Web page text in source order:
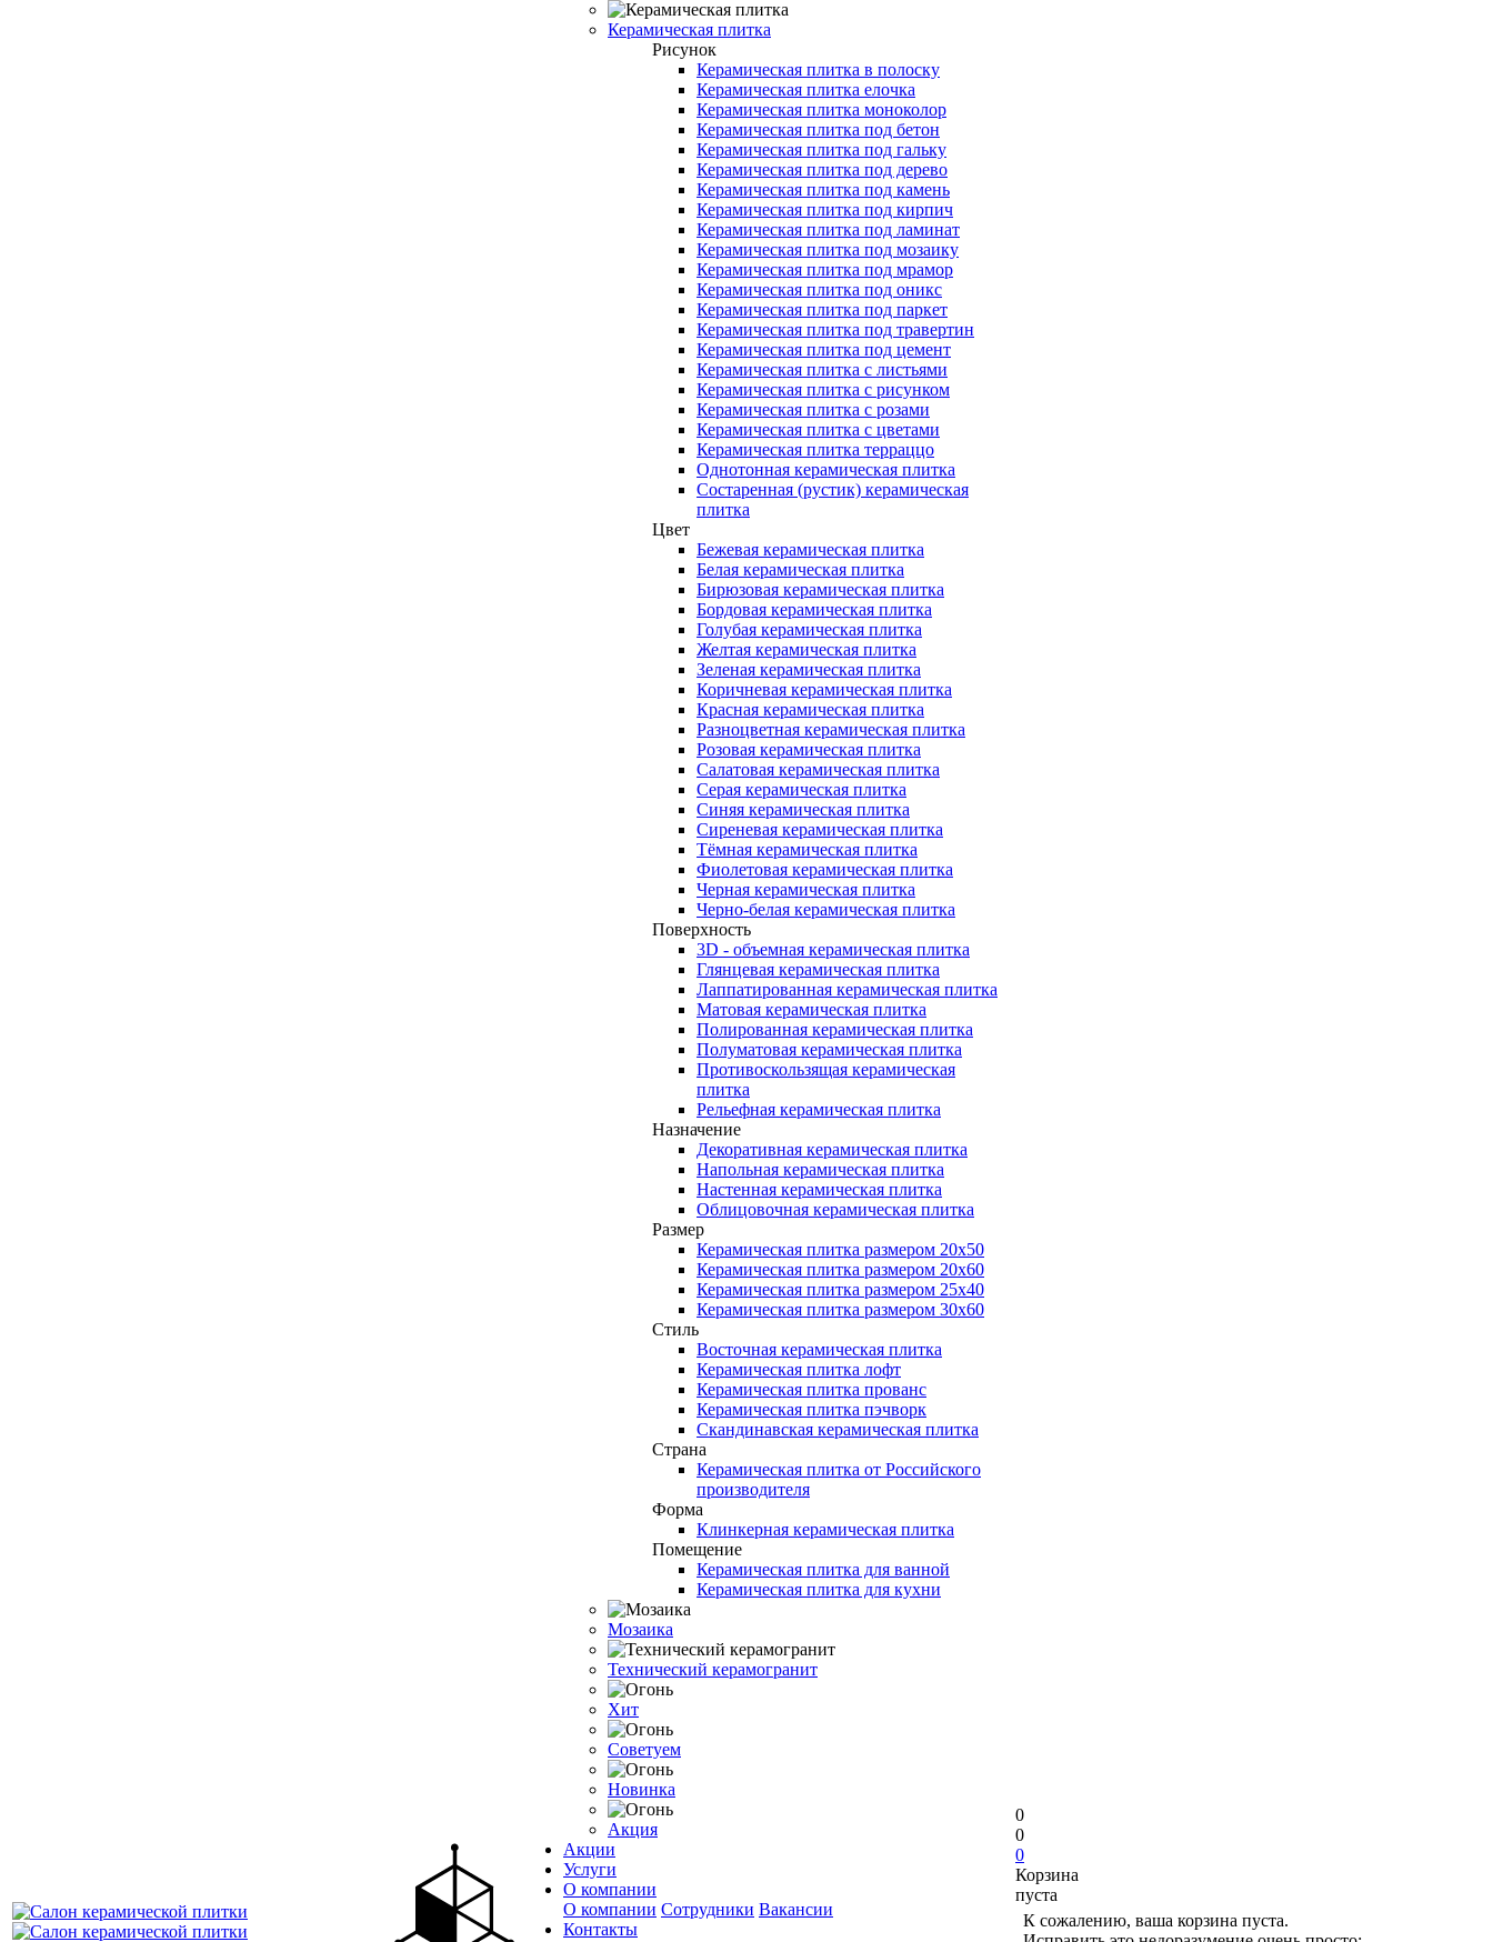
Керамическая плитка
Рисунок
Керамическая плитка в полоску
Керамическая плитка елочка
Керамическая плитка моноколор
Керамическая плитка под бетон
Керамическая плитка под гальку
Керамическая плитка под дерево
Керамическая плитка под камень
Керамическая плитка под кирпич
Керамическая плитка под ламинат
Керамическая плитка под мозаику
Керамическая плитка под мрамор
Керамическая плитка под оникс
Керамическая плитка под паркет
Керамическая плитка под травертин
Керамическая плитка под цемент
Керамическая плитка с листьями
Керамическая плитка с рисунком
Керамическая плитка с розами
Керамическая плитка с цветами
Керамическая плитка терраццо
Однотонная керамическая плитка
Состаренная (рустик) керамическая
плитка
Цвет
Бежевая керамическая плитка
Белая керамическая плитка
Бирюзовая керамическая плитка
Бордовая керамическая плитка
Голубая керамическая плитка
Желтая керамическая плитка
Зеленая керамическая плитка
Коричневая керамическая плитка
Красная керамическая плитка
Разноцветная керамическая плитка
Розовая керамическая плитка
Салатовая керамическая плитка
Серая керамическая плитка
Синяя керамическая плитка
Сиреневая керамическая плитка
Тёмная керамическая плитка
Фиолетовая керамическая плитка
Черная керамическая плитка
Черно-белая керамическая плитка
Поверхность
3D - объемная керамическая плитка
Глянцевая керамическая плитка
Лаппатированная керамическая плитка
Матовая керамическая плитка
Полированная керамическая плитка
Полуматовая керамическая плитка
Противоскользящая керамическая
плитка
Рельефная керамическая плитка
Назначение
Декоративная керамическая плитка
Напольная керамическая плитка
Настенная керамическая плитка
Облицовочная керамическая плитка
Размер
Керамическая плитка размером 20x50
Керамическая плитка размером 20x60
Керамическая плитка размером 25x40
Керамическая плитка размером 30x60
Стиль
Восточная керамическая плитка
Керамическая плитка лофт
Керамическая плитка прованс
Керамическая плитка пэчворк
Скандинавская керамическая плитка
Страна
Керамическая плитка от Российского
производителя
Форма
Клинкерная керамическая плитка
Помещение
Керамическая плитка для ванной
Керамическая плитка для кухни
Мозаика
Технический керамогранит
Хит
Советуем
Новинка
Акция
Акции
Услуги
О компании
О компании Сотрудники Вакансии
Контакты
0
0
0
Корзина
пуста
К сожалению, ваша корзина пуста.